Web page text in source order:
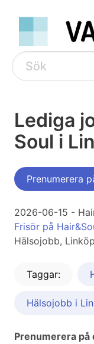
Lediga
Soul i
Prenumerera
2026-06-15 -
Frisör på
Hälsojobb,
Taggar:
Hälsojobb i
Prenumerera